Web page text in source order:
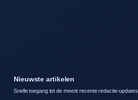
Nieuwste artikelen
Snelle toegang tot de meest recente redactie-updates.